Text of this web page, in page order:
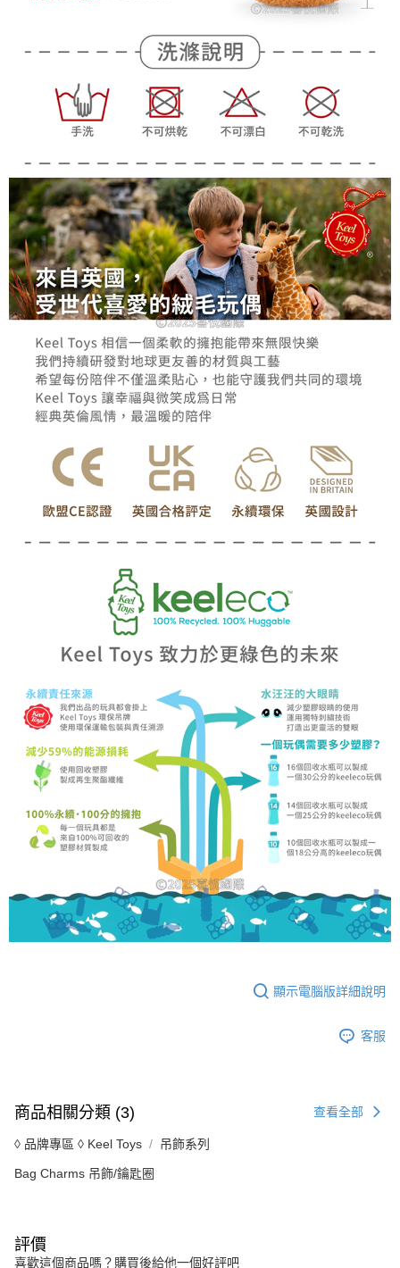
顯示電腦版詳細說明
客服
商品相關分類 (3) 查看全部
◊ 品牌專區 ◊ Keel Toys 吊飾系列
Bag Charms 吊飾/鑰匙圈
評價
喜歡這個商品嗎？購買後給他一個好評吧